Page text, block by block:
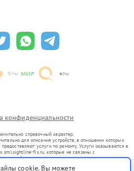
конфиденциальности
справочный характер.
для описания устройств, в отношении которых
услуги по ремонту. Услуги оказываются в
sml.sightline-fix.ru, которые не связаны с
их официальными представителями.
уже введенных в гражданский оборот в соответствии
cookie. Вы можете